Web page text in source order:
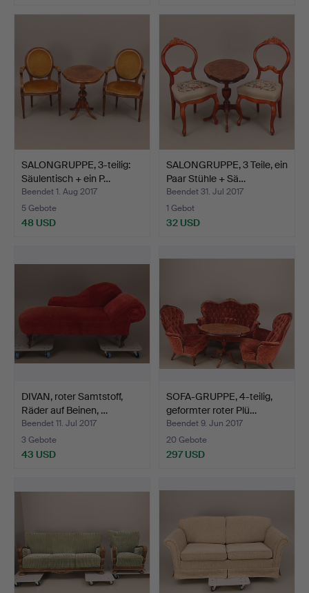
SALONGRUPPE, 3-teilig:
Säulentisch + ein P…
Beendet 1. Aug 2017
5 Gebote
48 USD
SALONGRUPPE, 3 Teile, ein
Paar Stühle + Sä…
Beendet 31. Jul 2017
1 Gebot
32 USD
DIVAN, roter Samtstoff,
Räder auf Beinen, …
Beendet 11. Jul 2017
3 Gebote
43 USD
SOFA-GRUPPE, 4-teilig,
geformter roter Plü…
Beendet 9. Jun 2017
20 Gebote
297 USD